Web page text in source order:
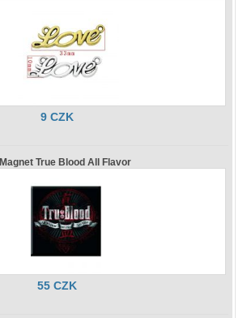
9 CZK
Magnet True Blood All Flavor
55 CZK